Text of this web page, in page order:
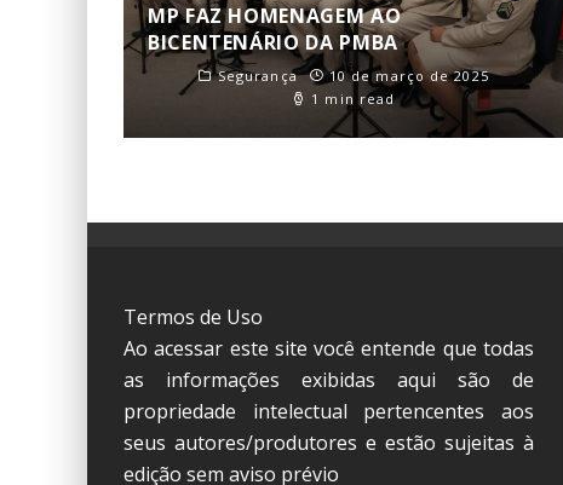
MP FAZ HOMENAGEM AO
BICENTENÁRIO DA PMBA
Segurança
10 de março de 2025
1 min read
Termos de Uso
Ao acessar este site você entende que todas
as informações exibidas aqui são de
propriedade intelectual pertencentes aos
seus autores/produtores e estão sujeitas à
edição sem aviso prévio